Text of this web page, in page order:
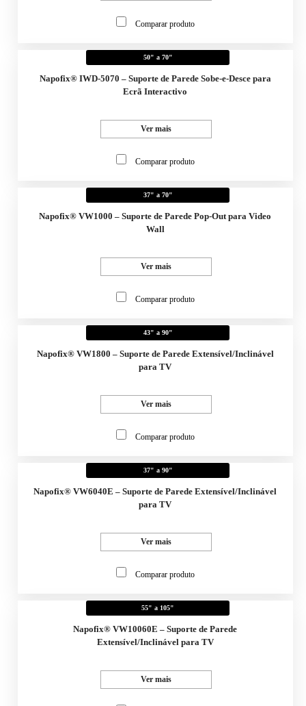
Comparar produto
50" a 70"
Napofix® IWD-5070 – Suporte de Parede Sobe-e-Desce para
Ecrã Interactivo
Ver mais
Comparar produto
37" a 70"
Napofix® VW1000 – Suporte de Parede Pop-Out para Video
Wall
Ver mais
Comparar produto
43" a 90"
Napofix® VW1800 – Suporte de Parede Extensível/Inclinável
para TV
Ver mais
Comparar produto
37" a 90"
Napofix® VW6040E – Suporte de Parede Extensível/Inclinável
para TV
Ver mais
Comparar produto
55" a 105"
Napofix® VW10060E – Suporte de Parede
Extensível/Inclinável para TV
Ver mais